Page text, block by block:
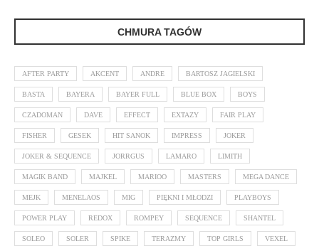
CHMURA TAGÓW
AFTER PARTY AKCENT ANDRE BARTOSZ JAGIELSKI
BASTA BAYERA BAYER FULL BLUE BOX BOYS
CZADOMAN DAVE EFFECT EXTAZY FAIR PLAY
FISHER GESEK HIT SANOK IMPRESS JOKER
JOKER & SEQUENCE JORRGUS LAMARO LIMITH
MAGIK BAND MAJKEL MARIOO MASTERS MEGA DANCE
MEJK MENELAOS MIG PIĘKNI I MŁODZI PLAYBOYS
POWER PLAY REDOX ROMPEY SEQUENCE SHANTEL
SOLEO SOLER SPIKE TERAZMY TOP GIRLS VEXEL